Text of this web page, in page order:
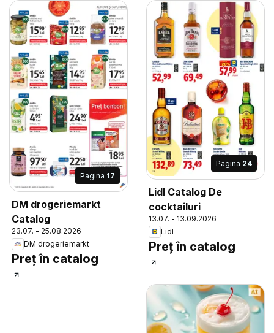
Pagina 17
DM drogeriemarkt
Catalog
23.07. - 25.08.2026
DM drogeriemarkt
Preț în catalog
Pagina 24
Lidl Catalog De
cocktailuri
13.07. - 13.09.2026
Lidl
Preț în catalog